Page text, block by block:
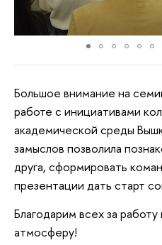
Большое внимание на
работе с инициативами
академической среды
замыслов позволила
друга, сформировать
презентации дать старт
Благодарим всех за
атмосферу!